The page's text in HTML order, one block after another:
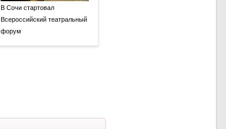
В Сочи стартовал
Всероссийский театральный
форум